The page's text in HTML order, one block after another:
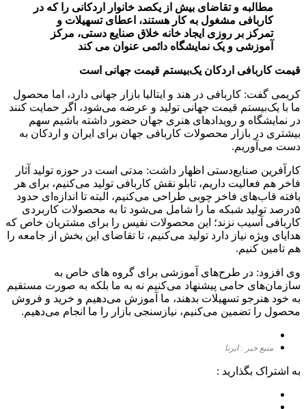
مطالبه و تقاضای بیش از یکصد خانوار اردکانی را که در
کاربافی مشغول به کار هستند، اعطای تسهیلات و
تمرکز بر روزی ایجاد خانه خلاق صنایع دستی، مرکز
آموزشی و یک نمایشگاه دائمی عنوان می کند
قیمت کاربافی اردکان یک‌بیستم قیمت جهانی است
کریمی گفت: کاربافی در هند و ایتالیا بازار جهانی دارد، اما محصول
ما با یک‌بیستم قیمت جهانی تولید و عرضه می‌شود، اگر حمایت کنند
در نمایشگاه و رویدادهای هنری جهان حضور داشته باشیم سهم
بیشتری در بازار محصولات کاربافی جهان برای ایران و اردکان به
دست می‌آوریم.
کارآفرین صنایع‌دستی اظهار داشت: مدتی است در حوزه تولید آثار
فاخر هم فعالیت داریم، تابلو نقش کاربافی تولید می‌کنیم، برای هر
بافته قاب‌های فاخر چوبی طراحی می‌کنیم، البته تا اندازه‌ای حدود
۵درصد تولید شبکه ما را شامل می‌شود تا به محصولات کاربردی
کاربافی آسیب نزند؛ این محصولات نفیس را برای مشتریان خاص که
هدایای ویژه نیاز دارد تولید می‌کنیم، تا تقاضای این بخش از جامعه را
هم تامین کنیم.
وی افزود: در طرح‌های آموزشی برای گروه های خاص به
سازمان‌های حامی پیشنهاد می‌کنیم نه به ما بلکه به صورت مستقیم
به خود هنرجو تسهیلات بدهند، ما آموزش می‌دهیم و خرید و فروش
محصول را تضمین می‌کنیم، نیازسنجی بازار را ما انجام می‌دهیم.
منبع خبر : ایرنا
به اشتراک بگذارید :